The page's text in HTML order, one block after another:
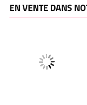
EN VENTE DANS